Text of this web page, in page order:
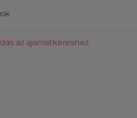
az ajánlatkéréshez